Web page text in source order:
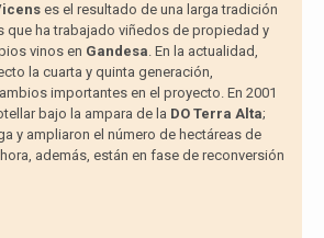
es el resultado de una larga tradición
que ha trabajado viñedos de propiedad y
vinos en Gandesa. En la actualidad,
la cuarta y quinta generación,
importantes en el proyecto. En 2001
bajo la ampara de la DO Terra Alta;
y ampliaron el número de hectáreas de
además, están en fase de reconversión